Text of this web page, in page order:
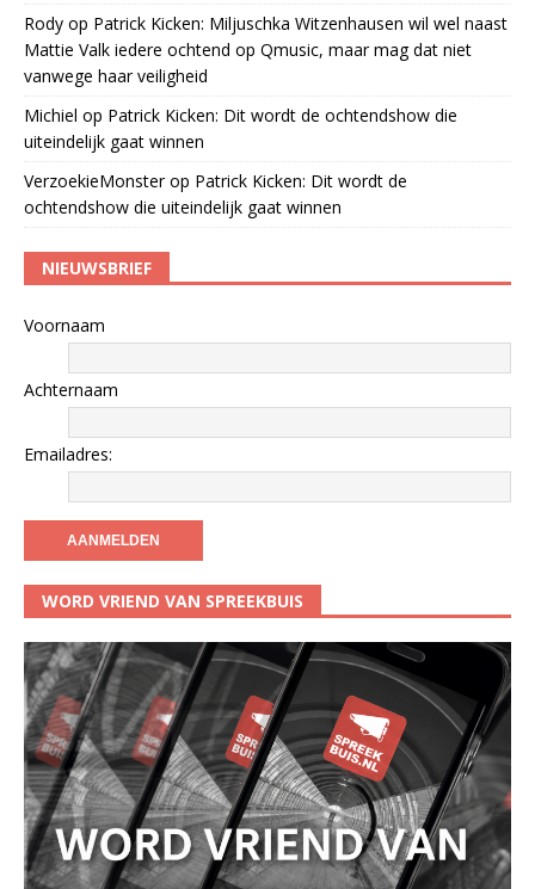
Rody op Patrick Kicken: Miljuschka Witzenhausen wil wel naast
Mattie Valk iedere ochtend op Qmusic, maar mag dat niet
vanwege haar veiligheid
Michiel op Patrick Kicken: Dit wordt de ochtendshow die
uiteindelijk gaat winnen
VerzoekieMonsterop Patrick Kicken: Dit wordt de
ochtendshow die uiteindelijk gaat winnen
NIEUWSBRIEF
Voornaam
Achternaam
Emailadres:
WORD VRIEND VAN SPREEKBUIS